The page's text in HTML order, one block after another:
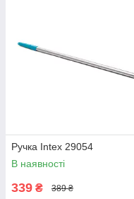
Ручка Intex 29054
В наявності
339 ₴ 389 ₴